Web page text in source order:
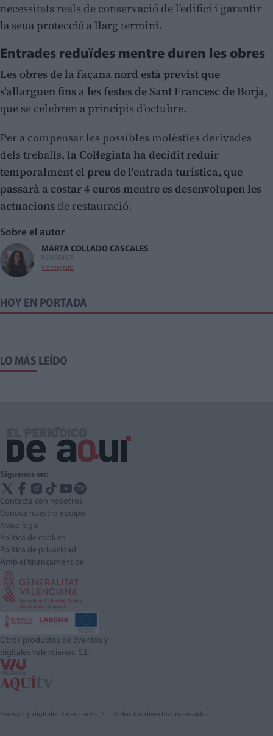
necessitats reals de conservació de l'edifici i garantir
la seua protecció a llarg termini.
Entrades reduïdes mentre duren les obres
Les obres de la façana nord està previst que
s'allarguen fins a les festes de Sant Francesc de Borja,
que se celebren a principis d'octubre.
Per a compensar les possibles molèsties derivades
dels treballs, la Col·legiata ha decidit reduir
temporalment el preu de l'entrada turística, que
passarà a costar 4 euros mentre es desenvolupen les
actuacions de restauració.
Sobre el autor
MARTA COLLADO CASCALES
PERIODISTA
Ver biografía
HOY EN PORTADA
LO MÁS LEÍDO
Síguenos en:
Contacta con nosotros
Conoce nuestro equipo
Aviso legal
Política de cookies
Política de privacidad
Amb el finançament de:
Otros productos de Eventos y
digitales valencianos, S.L.
Eventos y digitales valencianos, S.L. Todos los derechos reservados